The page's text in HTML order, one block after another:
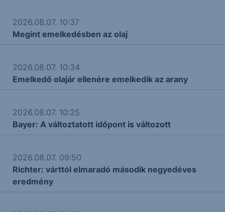
2026.08.07. 10:37
Megint emelkedésben az olaj
2026.08.07. 10:34
Emelkedő olajár ellenére emelkedik az arany
2026.08.07. 10:25
Bayer: A változtatott időpont is változott
2026.08.07. 09:50
Richter: várttól elmaradó második negyedéves
eredmény